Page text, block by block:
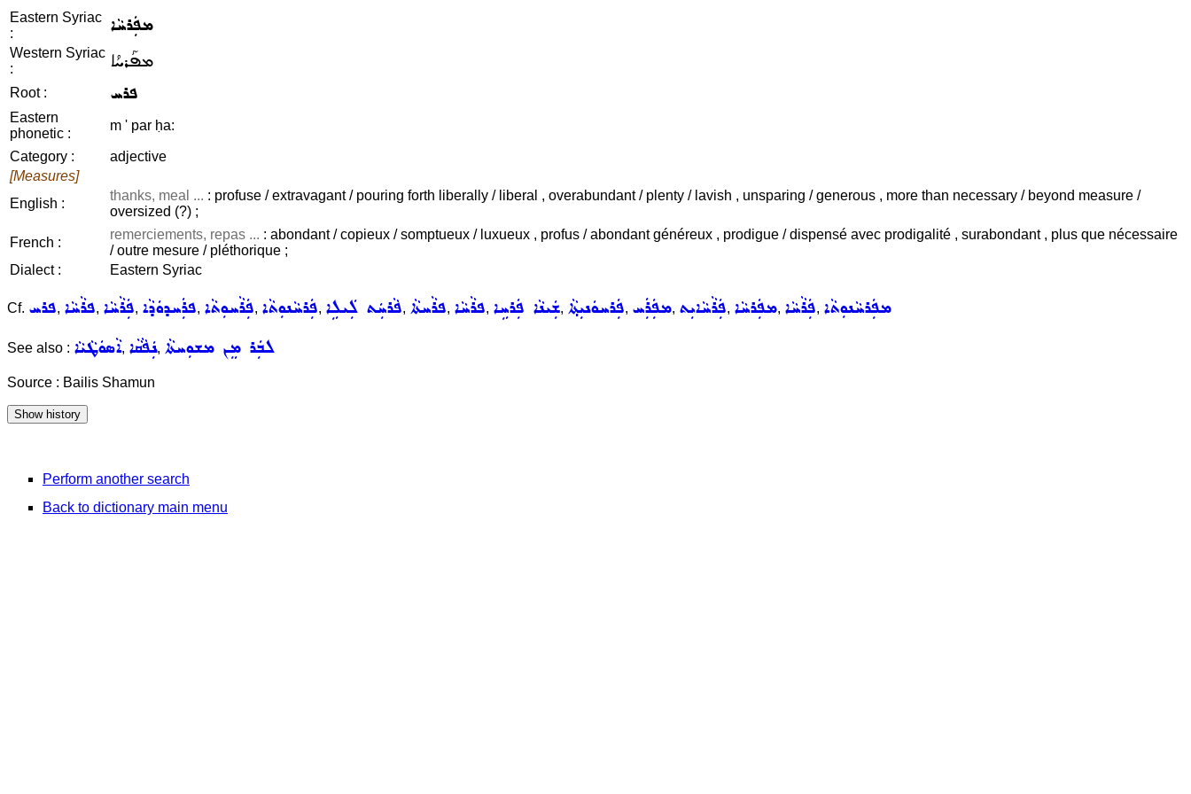
Eastern Syriac
:
ܡܦܲܪܚܵܐ
Western Syriac
:
ܡܦܰܪܚܳܐ
Root : ܦܪܚ
Eastern
phonetic :
m ' par ḥa:
Category :
adjective
[Measures]
English :
thanks, meal ... : profuse / extravagant / pouring forth liberally / liberal , overabundant / plenty / lavish , unsparing / generous , more than necessary / beyond measure /
oversized (?) ;
French :
remerciements, repas ... : abondant / copieux / somptueux / luxueux , profus / abondant généreux , prodigue / dispensé avec prodigalité , surabondant , plus que nécessaire
/ outre mesure / pléthorique ;
Dialect :
Eastern Syriac
Cf. ܦܪܚ, ܦܪܵܚܵܐ, ܦܲܪܵܚܵܐ, ܦܪܲܚܕܘܿܕܵܐ, ܦܲܪܵܚܘܼܬܵܐ, ܦܲܪܚܵܢܘܼܬܵܐ, ܦܵܪܚܲܬ ܠܲܝܠܹܐ, ܦܪܵܚܬܵܐ, ܦܪܵܚܵܐ, ܫܲܝܢܵܐ ܦܲܪܚܹܐ, ܦܲܪܚܘܿܢܝܼܬ݂ܵܐ, ܡܦܲܪܲܚ, ܦܲܪܵܚܵܐܝܼܬ, ܡܦܲܪܚܵܐ, ܦܲܪܵܚܵܐ, ܡܦܲܪܚܵܢܘܼܬܵܐ
See also : ܐܵܣܘܿܛܵܝܵܐ, ܢܲܦܵܩܵܐ, ܠܒܲܪ ܡܸܢ ܡܫܘܼܚܬܵܐ
Source : Bailis Shamun
Perform another search
Back to dictionary main menu